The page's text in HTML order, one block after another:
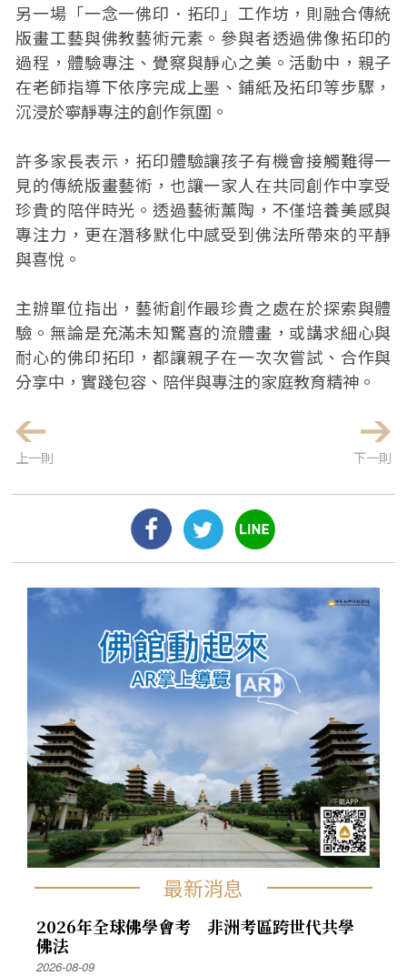
另一場「一念一佛印．拓印」工作坊，則融合傳統
版畫工藝與佛教藝術元素。參與者透過佛像拓印的
過程，體驗專注、覺察與靜心之美。活動中，親子
在老師指導下依序完成上墨、鋪紙及拓印等步驟，
沉浸於寧靜專注的創作氛圍。
許多家長表示，拓印體驗讓孩子有機會接觸難得一
見的傳統版畫藝術，也讓一家人在共同創作中享受
珍貴的陪伴時光。透過藝術薰陶，不僅培養美感與
專注力，更在潛移默化中感受到佛法所帶來的平靜
與喜悅。
主辦單位指出，藝術創作最珍貴之處在於探索與體
驗。無論是充滿未知驚喜的流體畫，或講求細心與
耐心的佛印拓印，都讓親子在一次次嘗試、合作與
分享中，實踐包容、陪伴與專注的家庭教育精神。
上一則 下一則
最新消息
2026年全球佛學會考 非洲考區跨世代共學
佛法
2026-08-09